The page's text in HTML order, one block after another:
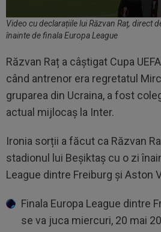
Video cu declarațiile lui Răzvan Raț, direct
înainte de finala Europa League
Răzvan Raț a câștigat Cupa
când antrenor era regretatul
gruparea din Ucraina, a fost
actual mijlocaș la Inter.
Ironia sorții a făcut ca Răzvan
stadionul lui Beșiktaș cu o zi
League dintre Freiburg și Aston
Finala Europa League dintre
se va juca miercuri, 20 mai